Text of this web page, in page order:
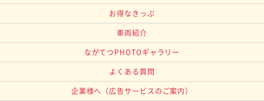
お得なきっぷ
車両紹介
ながてつPHOTOギャラリー
よくある質問
企業様へ （広告サービスのご案内）